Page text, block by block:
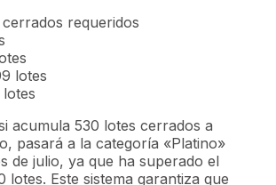
requeridos
lotes
acumula 530 lotes cerrados a
pasará a la categoría «Platino»
de julio, ya que ha superado el
lotes. Este sistema garantiza que